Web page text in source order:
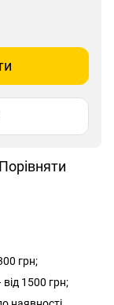
Порівняти
грн;
1500 грн;